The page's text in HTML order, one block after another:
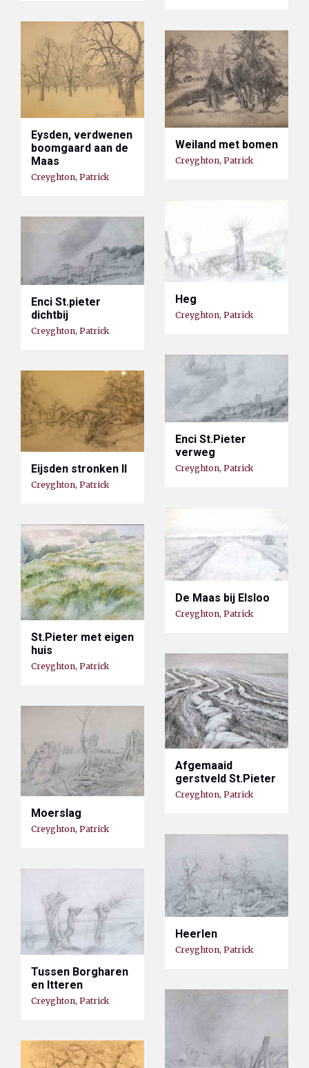
Eysden, verdwenen
boomgaard aan de
Maas
Creyghton, Patrick
Weiland met bomen
Creyghton, Patrick
Heg
Creyghton, Patrick
Enci St.pieter
dichtbij
Creyghton, Patrick
Enci St.Pieter
verweg
Creyghton, Patrick
Eijsden stronken II
Creyghton, Patrick
De Maas bij Elsloo
Creyghton, Patrick
St.Pieter met eigen
huis
Creyghton, Patrick
Afgemaaid
gerstveld St.Pieter
Creyghton, Patrick
Moerslag
Creyghton, Patrick
Heerlen
Creyghton, Patrick
Tussen Borgharen
en Itteren
Creyghton, Patrick